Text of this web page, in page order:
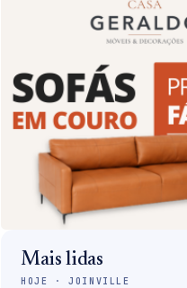
Mais lidas
HOJE · JOINVILLE